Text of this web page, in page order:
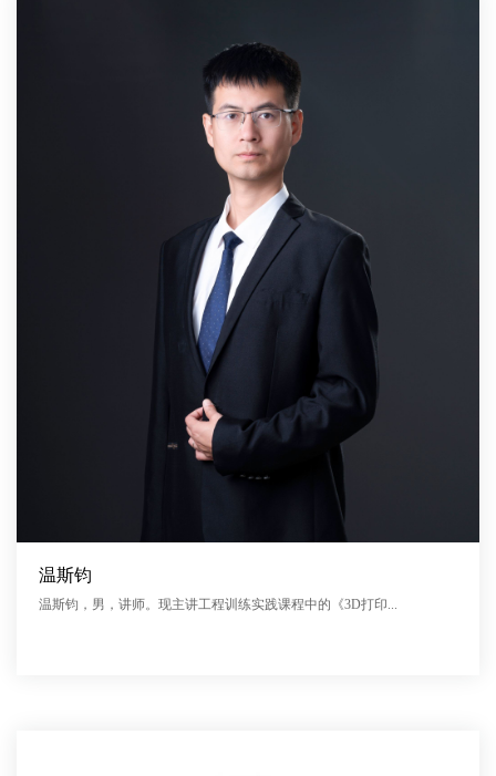
温斯钧
温斯钧，男，讲师。现主讲工程训练实践课程中的《3D打印...